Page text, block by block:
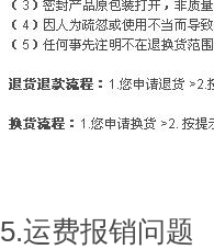
5.运费报销问